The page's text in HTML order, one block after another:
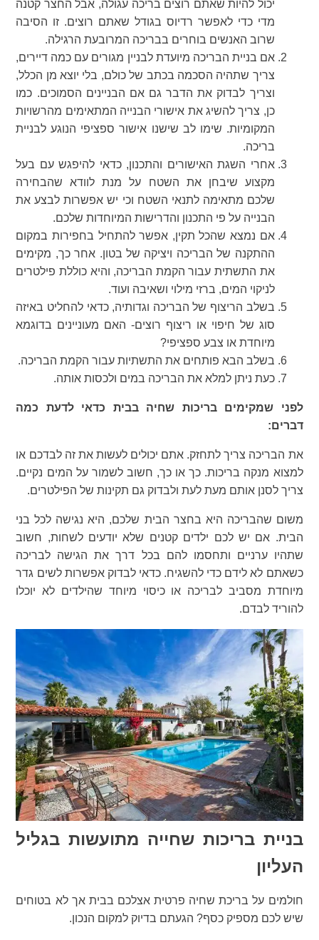
יכול להיות שאתם רוצים בריכה עגולה, אבל החצר קטנה
מדי כדי לאפשר רדיוס בגודל שאתם רוצים. זו הסיבה
שרוב האנשים בוחרים בבריכה המרובעת הרגילה.
אם בניית הבריכה מיועדת לבניין מגורים עם כמה דיירים,
צריך שתהיה הסכמה בכתב של כולם, בלי יוצא מן הכלל,
וצריך לבדוק את הדבר גם אם הבניינים הסמוכים. כמו
כן, צריך להשיג את אישורי הבנייה המתאימים מהרשויות
המקומיות. שימו לב שישנו אישור ספציפי הנוגע לבניית
בריכה.
אחרי השגת האישורים והתכנון, כדאי להיפגש עם בעל
מקצוע שיבחן את השטח על מנת לוודא שהבחירה
שלכם מתאימה לתנאי השטח וכי יש אפשרות לבצע את
הבנייה על פי התכנון והדרישות המיוחדות שלכם.
אם נמצא שהכל תקין, אפשר להתחיל בחפירות במקום
ההתקנה של הבריכה ויציקה של בטון. אחר כך, מקימים
את התשתית עבור הקמת הבריכה, והיא כוללת פילטרים
לניקוי המים, ברזי מילוי ושאיבה ועוד.
בשלב הריצוף של הבריכה וגדותיה, כדאי להחליט באיזה
סוג של חיפוי או ריצוף רוצים- האם מעוניינים בדוגמא
מיוחדת או צבע ספציפי?
בשלב הבא פותחים את התשתיות עבור הקמת הבריכה.
כעת ניתן למלא את הבריכה במים ולכסות אותה.
לפני שמקימים בריכות שחיה בבית כדאי לדעת כמה
דברים:
את הבריכה צריך לתחזק. אתם יכולים לעשות את זה לבדכם או
למצוא מנקה בריכות. כך או כך, חשוב לשמור על המים נקיים.
צריך לסנן אותם מעת לעת ולבדוק גם תקינות של הפילטרים.
משום שהבריכה היא בחצר הבית שלכם, היא נגישה לכל בני
הבית. אם יש לכם ילדים קטנים שלא יודעים לשחות, חשוב
שתהיו ערניים ותחסמו להם בכל דרך את הגישה לבריכה
כשאתם לא לידם כדי להשגיח. כדאי לבדוק אפשרות לשים גדר
מיוחדת מסביב לבריכה או כיסוי מיוחד שהילדים לא יוכלו
להוריד לבדם.
בניית בריכות שחייה מתועשות בגליל
העליון
חולמים על בריכת שחיה פרטית אצלכם בבית אך לא בטוחים
שיש לכם מספיק כסף? הגעתם בדיוק למקום הנכון.